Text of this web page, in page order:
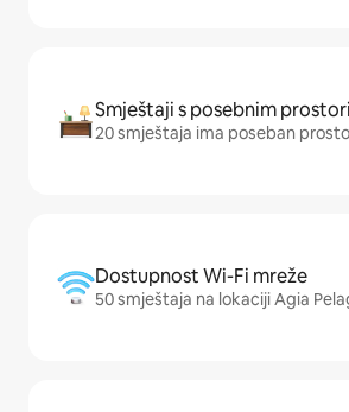
Smještaji s posebnim
20 smještaja ima poseban
Dostupnost Wi-Fi mreže
50 smještaja na lokaciji Agia